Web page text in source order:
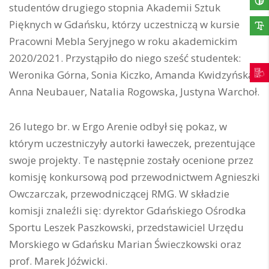
studentów drugiego stopnia Akademii Sztuk
Pięknych w Gdańsku, którzy uczestniczą w kursie
Pracowni Mebla Seryjnego w roku akademickim
2020/2021. Przystąpiło do niego sześć studentek:
Weronika Górna, Sonia Kiczko, Amanda Kwidzyńska,
Anna Neubauer, Natalia Rogowska, Justyna Warchoł.
26 lutego br. w Ergo Arenie odbył się pokaz, w
którym uczestniczyły autorki ławeczek, prezentujące
swoje projekty. Te następnie zostały ocenione przez
komisję konkursową pod przewodnictwem Agnieszki
Owczarczak, przewodniczącej RMG. W składzie
komisji znaleźli się: dyrektor Gdańskiego Ośrodka
Sportu Leszek Paszkowski, przedstawiciel Urzędu
Morskiego w Gdańsku Marian Świeczkowski oraz
prof. Marek Jóźwicki.